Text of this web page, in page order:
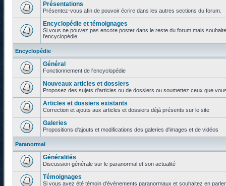
Présentations
Présentez-vous afin de pouvoir écrire dans les autres sections du forum.
Encyclopédie et témoignages
Si vous ne pouvez pas encore poster dans le reste du forum mais
l'encyclopédie
Encyclopédie
Général
Fonctionnement de l'encyclopédie
Nouveaux articles et dossiers
Proposez des sujets d'articles ou de dossiers ou soumettez ceux que
Articles et dossiers existants
Correction et ajouts aux articles et dossiers déjà présents sur le site
Galeries
Propositions d'ajouts et modifications des galeries d'images et de vidéos
Paranormal
Généralités
Discussion générale sur le paranormal et son actualité
Témoignages
Si vous avez été témoin d'évènements paranormaux et souhaitez en